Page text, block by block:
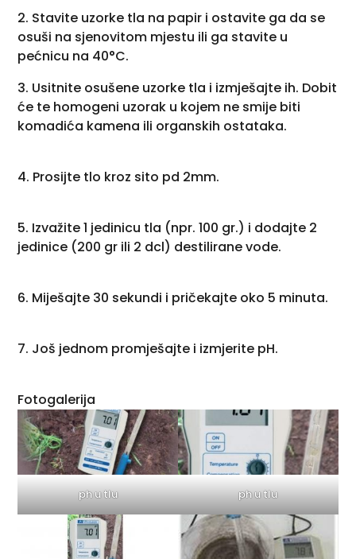
2. Stavite uzorke tla na papir i ostavite ga da se
osuši na sjenovitom mjestu ili ga stavite u
pećnicu na 40°C.
3. Usitnite osušene uzorke tla i izmješajte ih. Dobit
će te homogeni uzorak u kojem ne smije biti
komadića kamena ili organskih ostataka.
4. Prosijte tlo kroz sito pd 2mm.
5. Izvažite 1 jedinicu tla (npr. 100 gr.) i dodajte 2
jedinice (200 gr ili 2 dcl) destilirane vode.
6. Miješajte 30 sekundi i pričekajte oko 5 minuta.
7. Još jednom promješajte i izmjerite pH.
Fotogalerija
ph u tlu ph u tlu